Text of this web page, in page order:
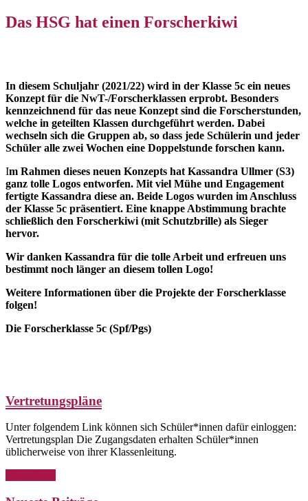
Das HSG hat einen Forscherkiwi
In diesem Schuljahr (2021/22) wird in der Klasse 5c ein neues
Konzept für die NwT-/Forscherklassen erprobt. Besonders
kennzeichnend für das neue Konzept sind die Forscherstunden,
welche in geteilten Klassen durchgeführt werden. Dabei
wechseln sich die Gruppen ab, so dass jede Schülerin und jeder
Schüler alle zwei Wochen eine Doppelstunde forschen kann.
Im Rahmen dieses neuen Konzepts hat Kassandra Ullmer (S3)
ganz tolle Logos entworfen. Mit viel Mühe und Engagement
fertigte Kassandra diese an. Beide Logos wurden im Anschluss
der Klasse 5c präsentiert. Eine knappe Abstimmung brachte
schließlich den Forscherkiwi (mit Schutzbrille) als Sieger
hervor.
Wir danken Kassandra für die tolle Arbeit und erfreuen uns
bestimmt noch länger an diesem tollen Logo!
Weitere Informationen über die Projekte der Forscherklasse
folgen!
Die Forscherklasse 5c (Spf/Pgs)
Vertretungspläne
Unter folgendem Link können sich Schüler*innen dafür einloggen:
Vertretungsplan Die Zugangsdaten erhalten Schüler*innen
üblicherweise von ihrer Klassenleitung.